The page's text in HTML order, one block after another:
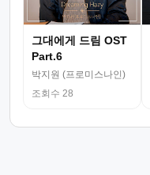
그대에게 드림 OST
Part.6
박지원 (프로미스나인)
조회수 28